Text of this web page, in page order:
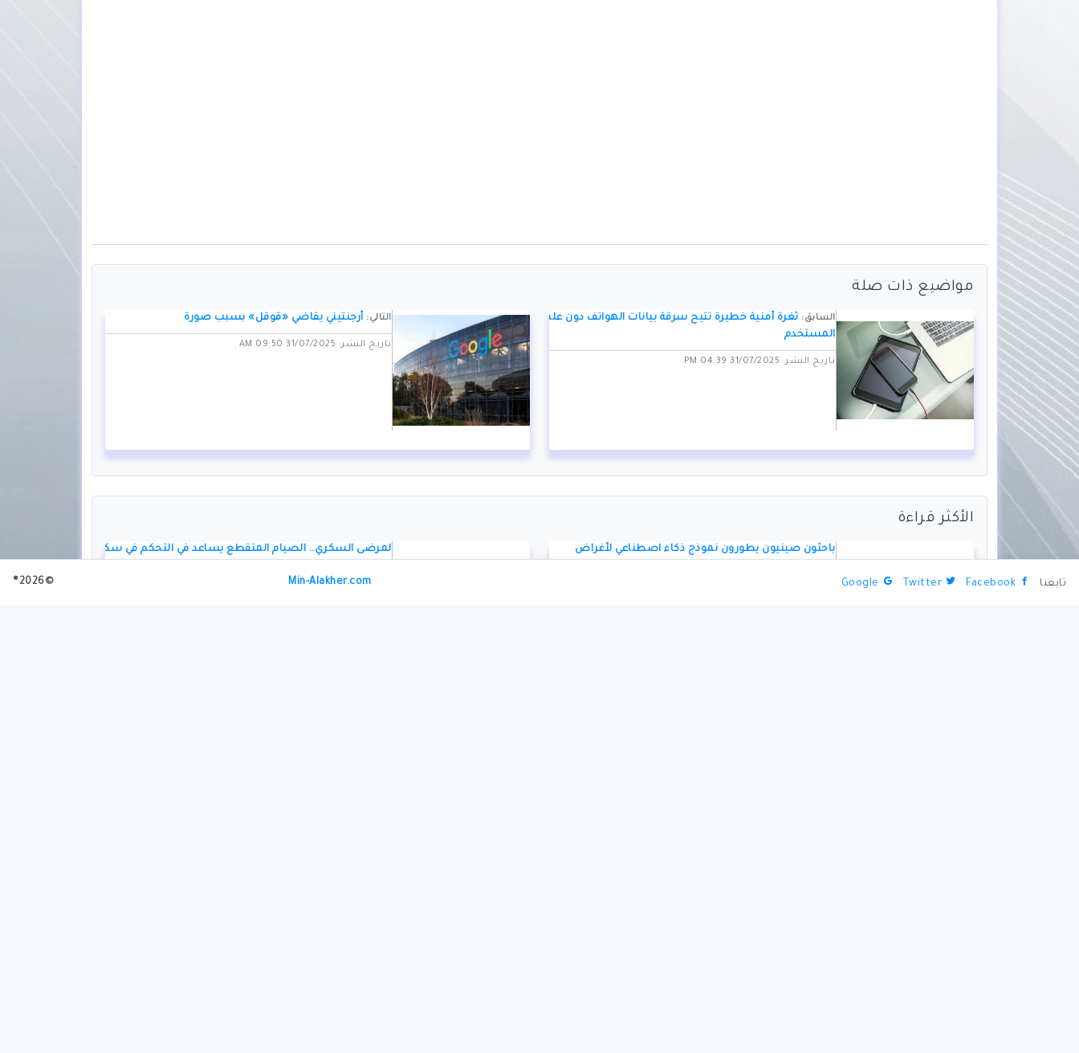
مواضيع ذات صلة
السابق: ثغرة أمنية خطيرة تتيح سرقة بيانات الهواتف دون علم
المستخدم
تاريخ النشر: 31/07/2025 04:39 PM
التالي: أرجنتيني يقاضي «قوقل» بسبب صورة
تاريخ النشر: 31/07/2025 09:50 AM
الأكثر قراءة
باحثون صينيون يطورون نموذج ذكاء اصطناعي لأغراض
لمرضى السكري.. الصيام المتقطع يساعد في التحكم في سكر
تابعنا Facebook
Twitter
Google
Min-Alakher.com
©2026®